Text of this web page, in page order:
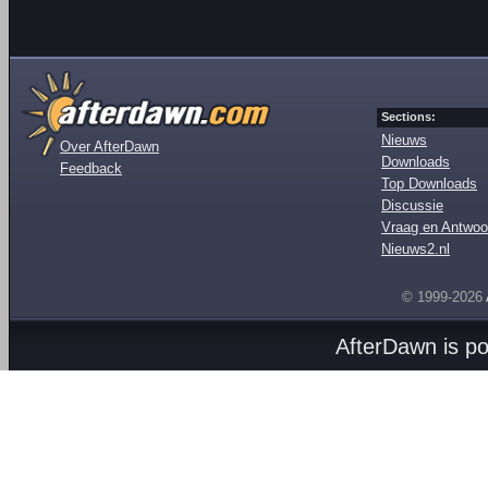
Over AfterDawn
Feedback
Sections:
Nieuws
Downloads
Top Downloads
Discussie
Vraag en
Nieuws2.nl
© 1999-2026
AfterDawn is